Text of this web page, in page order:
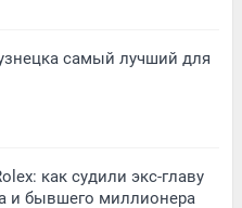
самый лучший для
как судили экс-главу
и бывшего миллионера